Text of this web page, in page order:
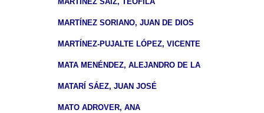
MARTÍNEZ SORIANO, JUAN DE DIOS
MARTÍNEZ-PUJALTE LÓPEZ, VICENTE
MATA MENÉNDEZ, ALEJANDRO DE LA
MATARÍ SÁEZ, JUAN JOSÉ
MATO ADROVER, ANA